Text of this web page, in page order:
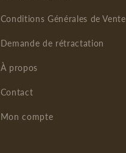
Conditions Générales de Vente
Demande de rétractation
À propos
Contact
Mon compte